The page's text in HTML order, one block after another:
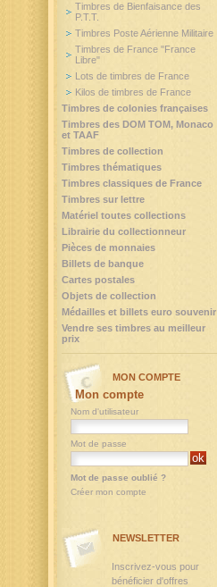
Timbres de Bienfaisance des
P.T.T.
Timbres Poste Aérienne Militaire
Timbres de France "France
Libre"
Lots de timbres de France
Kilos de timbres de France
Timbres de colonies françaises
Timbres des DOM TOM, Monaco
et TAAF
Timbres de collection
Timbres thématiques
Timbres classiques de France
Timbres sur lettre
Matériel toutes collections
Librairie du collectionneur
Pièces de monnaies
Billets de banque
Cartes postales
Objets de collection
Médailles et billets euro souvenir
Vendre ses timbres au meilleur
prix
MON COMPTE
Mon compte
Nom d'utilisateur
Mot de passe
Mot de passe oublié ?
Créer mon compte
NEWSLETTER
Inscrivez-vous pour
bénéficier d'offres